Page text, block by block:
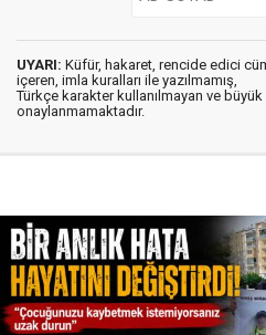
UYARI: Küfür, hakaret, rencide edici
içeren, imla kuralları ile yazılmamış,
Türkçe karakter kullanılmayan ve
onaylanmamaktadır.